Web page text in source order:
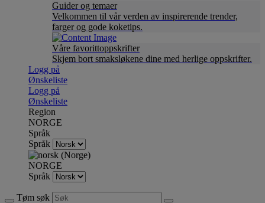
Guider og temaer
Velkommen til vår verden av inspirerende trender,
farger og gode koketips.
Våre favorittoppskrifter
Skjem bort smaksløkene dine med herlige oppskrifter.
Logg på
Ønskeliste
Logg på
Ønskeliste
Region
NORGE
Språk
Språk
NORGE
Språk
Tøm søk